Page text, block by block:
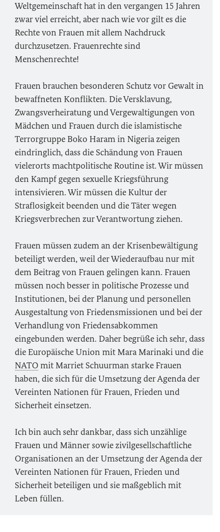
Weltgemeinschaft hat in den vergangen 15 Jahren
zwar viel erreicht, aber nach wie vor gilt es die
Rechte von Frauen mit allem Nachdruck
durchzusetzen. Frauenrechte sind
Menschenrechte!
Frauen brauchen besonderen Schutz vor Gewalt in
bewaffneten Konflikten. Die Versklavung,
Zwangsverheiratung und Vergewaltigungen von
Mädchen und Frauen durch die islamistische
Terrorgruppe Boko Haram in Nigeria zeigen
eindringlich, dass die Schändung von Frauen
vielerorts machtpolitische Routine ist. Wir müssen
den Kampf gegen sexuelle Kriegsführung
intensivieren. Wir müssen die Kultur der
Straflosigkeit beenden und die Täter wegen
Kriegsverbrechen zur Verantwortung ziehen.
Frauen müssen zudem an der Krisenbewältigung
beteiligt werden, weil der Wiederaufbau nur mit
dem Beitrag von Frauen gelingen kann. Frauen
müssen noch besser in politische Prozesse und
Institutionen, bei der Planung und personellen
Ausgestaltung von Friedensmissionen und bei der
Verhandlung von Friedensabkommen
eingebunden werden. Daher begrüße ich sehr, dass
die Europäische Union mit Mara Marinaki und die
NATOmit Marriet Schuurman starke Frauen
haben, die sich für die Umsetzung der Agenda der
Vereinten Nationen für Frauen, Frieden und
Sicherheit einsetzen.
Ich bin auch sehr dankbar, dass sich unzählige
Frauen und Männer sowie zivilgesellschaftliche
Organisationen an der Umsetzung der Agenda der
Vereinten Nationen für Frauen, Frieden und
Sicherheit beteiligen und sie maßgeblich mit
Leben füllen.